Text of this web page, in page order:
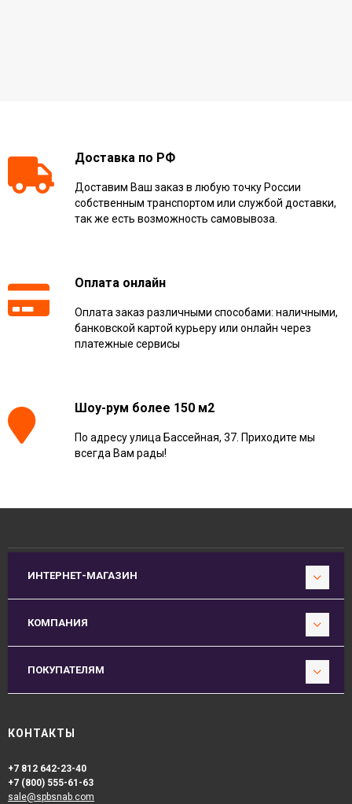
Доставка по РФ
Доставим Ваш заказ в любую точку России
собственным транспортом или службой доставки,
так же есть возможность самовывоза.
Оплата онлайн
Оплата заказ различными способами: наличными,
банковской картой курьеру или онлайн через
платежные сервисы
Шоу-рум более 150 м2
По адресу улица Бассейная, 37. Приходите мы
всегда Вам рады!
ИНТЕРНЕТ-МАГАЗИН
КОМПАНИЯ
ПОКУПАТЕЛЯМ
КОНТАКТЫ
+7 812 642-23-40
+7 (800) 555-61-63
sale@spbsnab.com